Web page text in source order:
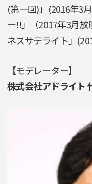
(第一回)」(2016年3
ー!!」（2017年3月
ネスサテライト」
【モデレーター】
株式会社アドライト